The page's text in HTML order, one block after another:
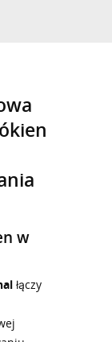
w
łączy